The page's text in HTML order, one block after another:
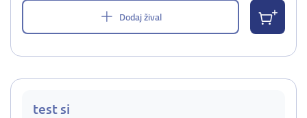
Dodaj žival
test si